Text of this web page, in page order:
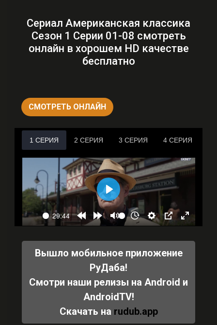
Сериал Американская классика
Сезон 1 Серии 01-08 смотреть
онлайн в хорошем HD качестве
бесплатно
СМОТРЕТЬ ОНЛАЙН
Вышло мобильное приложение
РуДаба!
Смотри наши релизы на Android и
AndroidTV!
Скачать на rudub.app